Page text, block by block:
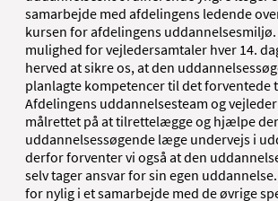
samarbejde med afdelingens ledende
kursen for afdelingens
mulighed for vejledersamtaler hver 14.
herved at sikre os, at den
planlagte kompetencer til det forventede
Afdelingens uddannelsesteam og
målrettet på at tilrettelægge og hjælpe
uddannelsessøgende læge undervejs i
derfor forventer vi også at den
selv tager ansvar for sin egen
for nylig i et samarbejde med de øvrige